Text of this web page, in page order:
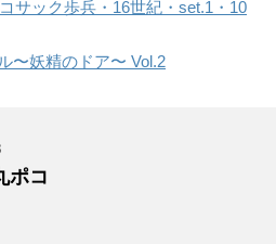
サック歩兵・16世紀・set.1・10
〜妖精のドア〜 Vol.2
ポコ